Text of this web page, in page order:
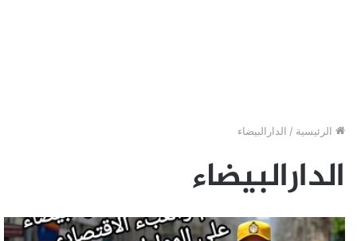
الرئيسية / الدارالبيضاء
الدارالبيضاء